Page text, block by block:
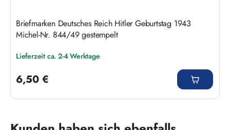
Briefmarken Deutsches Reich Hitler Geburtstag 1943
Michel-Nr. 844/49 gestempelt
Lieferzeit ca. 2-4 Werktage
6,50 €
Produktgalerie überspringen